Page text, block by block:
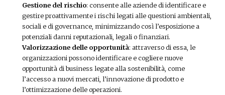
Gestione del rischio: consente alle aziende di identificare e
gestire proattivamente i rischi legati alle questioni ambientali,
sociali e di governance, minimizzando così l’esposizione a
potenziali danni reputazionali, legali o finanziari.
Valorizzazione delle opportunità: attraverso di essa, le
organizzazioni possono identificare e cogliere nuove
opportunità di business legate alla sostenibilità, come
l’accesso a nuovi mercati, l’innovazione di prodotto e
l’ottimizzazione delle operazioni.